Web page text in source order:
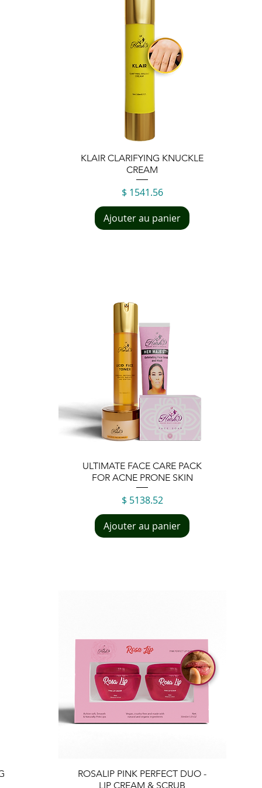
Aperçu rapide
KLAIR CLARIFYING KNUCKLE
CREAM
Prix
$ 1541.56
Ajouter au panier
Aperçu rapide
ULTIMATE FACE CARE PACK
FOR ACNE PRONE SKIN
Prix
$ 5138.52
Ajouter au panier
Aperçu rapide
ROSALIP PINK PERFECT DUO -
LIP CREAM & SCRUB